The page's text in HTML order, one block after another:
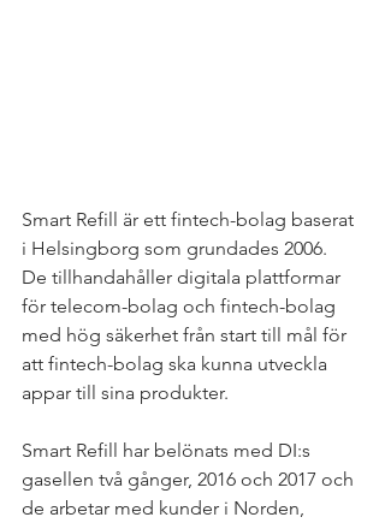
Smart Refill är ett fintech-bolag baserat
i Helsingborg som grundades 2006.
De tillhandahåller digitala plattformar
för telecom-bolag och fintech-bolag
med hög säkerhet från start till mål för
att fintech-bolag ska kunna utveckla
appar till sina produkter.
Smart Refill har belönats med DI:s
gasellen två gånger, 2016 och 2017 och
de arbetar med kunder i Norden,